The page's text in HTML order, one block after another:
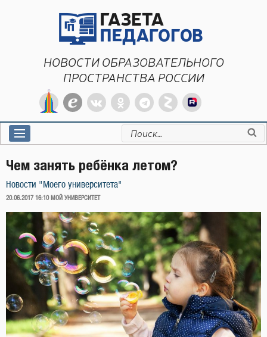
НОВОСТИ ОБРАЗОВАТЕЛЬНОГО
ПРОСТРАНСТВА РОССИИ
Искать:
Чем занять ребёнка летом?
Новости "Моего университета"
ОПУБЛИКОВАНО
20.06.2017 16:10 МОЙ УНИВЕРСИТЕТ